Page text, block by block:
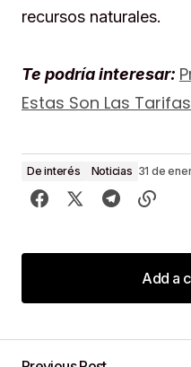
recursos naturales.
Te podría interesar:
Estas Son Las
De interés Noticias 31 de
Add a
Add a